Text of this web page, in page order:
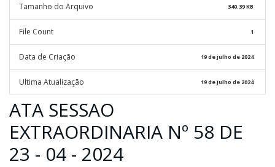
Tamanho do Arquivo 340.39 KB
File Count 1
Data de Criação 19 de julho de 2024
Ultima Atualização 19 de julho de 2024
ATA SESSAO
EXTRAORDINARIA Nº 58 DE
23 - 04 - 2024